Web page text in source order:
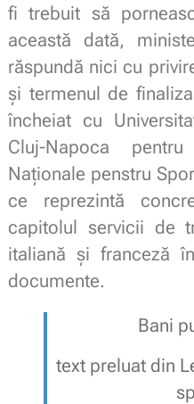
fi trebuit să
această dată,
răspundă nici cu
și termenul de
încheiat cu
Cluj-Napoca
Naționale penstru
ce reprezintă
capitolul servicii de
italiană și franceză
documente.
Bani
text preluat din